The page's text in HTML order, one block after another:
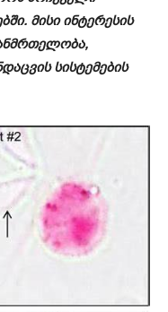
მისი ინტერესის
სისტემების